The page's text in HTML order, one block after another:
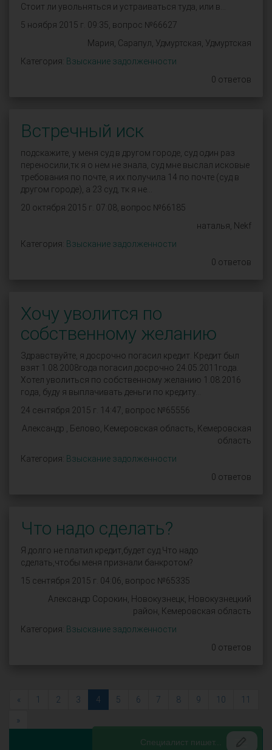
Стоит ли увольняться и устраиваться туда, или в...
5 ноября 2015 г. 09:35, вопрос №66627
Мария, Сарапул, Удмуртская, Удмуртская
Категория: Взыскание задолженности
0 ответов
Встречный иск
подскажите, у меня суд в другом городе, суд один раз
переносили,тк я о нем не знала, суд мне выслал исковые
требования по почте, я их получила 14 по почте (суд в
другом городе), а 23 суд, тк я не...
20 октября 2015 г. 07:08, вопрос №66185
наталья, Nekf
Категория: Взыскание задолженности
0 ответов
Хочу уволится по
собственному желанию
Здравствуйте, я досрочно погасил кредит. Кредит был
взят 1.08.2008года погасил досрочно 24.05.2011года.
Хотел уволиться по собственному желанию 1.08.2016
года, буду я выплачивать деньги по кредиту...
24 сентября 2015 г. 14:47, вопрос №65556
Александр , Белово, Кемеровская область, Кемеровская
область
Категория: Взыскание задолженности
0 ответов
Что надо сделать?
Я долго не платил кредит,будет суд.Что надо
сделать,чтобы меня признали банкротом?
15 сентября 2015 г. 04:06, вопрос №65335
Александр Сорокин, Новокузнецк, Новокузнецкий
район, Кемеровская область
Категория: Взыскание задолженности
0 ответов
« 1 2 3 4 5 6 7 8 9 10 11
»